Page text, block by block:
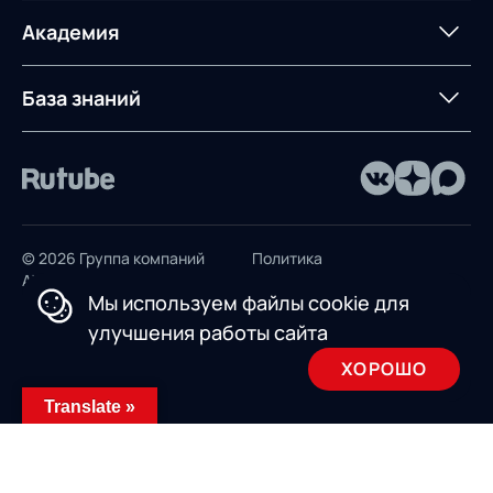
терминалом
Контакты
Академия
Предложение для
База знаний
© 2026 Группа компаний
AXELOT
Политика
Пользовательское
соглашение
Мы используем файлы cookie для
улучшения работы сайта
ХОРОШО
Translate »